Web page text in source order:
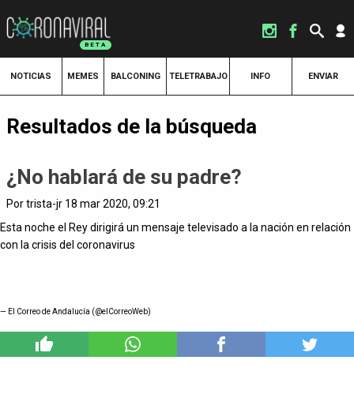
NOTICIAS MEMES BALCONING TELETRABAJO INFO ENVIAR
Resultados de la búsqueda
¿No hablará de su padre?
Por trista-jr 18 mar 2020, 09:21
Esta noche el Rey dirigirá un mensaje televisado a la nación en relación
con la crisis del coronavirus
— El Correo de Andalucía (@elCorreoWeb)